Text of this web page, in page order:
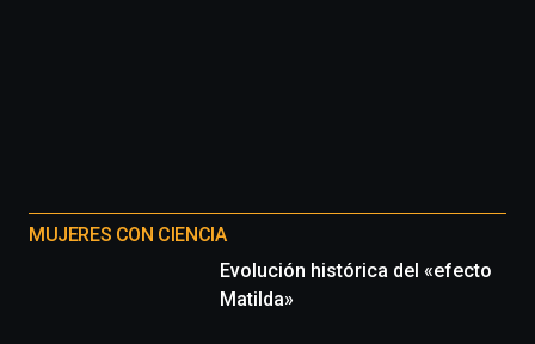
MUJERES CON CIENCIA
Evolución histórica del «efecto
Matilda»